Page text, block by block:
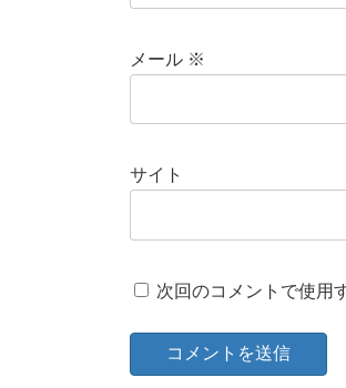
メール ※
サイト
次回のコメントで使用